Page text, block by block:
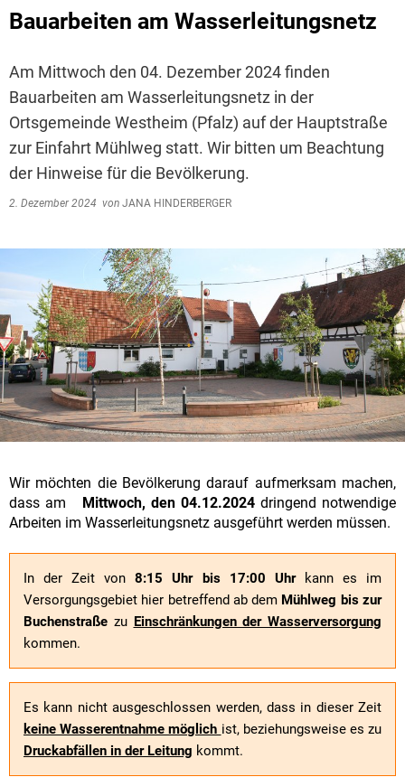
Bauarbeiten am Wasserleitungsnetz
Am Mittwoch den 04. Dezember 2024 finden
Bauarbeiten am Wasserleitungsnetz in der
Ortsgemeinde Westheim (Pfalz) auf der Hauptstraße
zur Einfahrt Mühlweg statt. Wir bitten um Beachtung
der Hinweise für die Bevölkerung.
2. Dezember 2024 von JANA HINDERBERGER
Wir möchten die Bevölkerung darauf aufmerksam machen,
dass am Mittwoch, den 04.12.2024 dringend notwendige
Arbeiten im Wasserleitungsnetz ausgeführt werden müssen.
In der Zeit von8:15 Uhr bis 17:00 Uhrkann es im
Versorgungsgebiet hier betreffend ab dem Mühlweg bis zur
Buchenstraße zu Einschränkungen der Wasserversorgung
kommen.
Es kann nicht ausgeschlossen werden, dass in dieser Zeit
keine Wasserentnahme möglich ist, beziehungsweise es zu
Druckabfällen in der Leitung kommt.